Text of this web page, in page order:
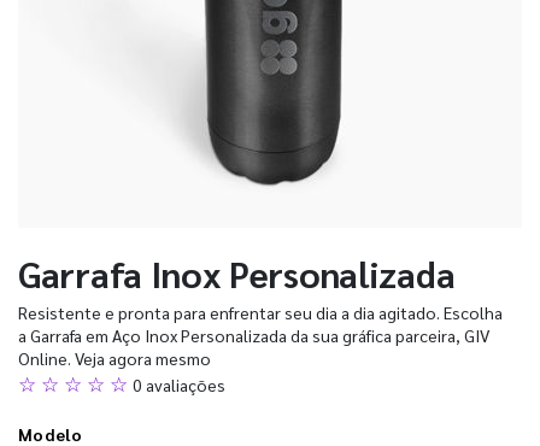
Garrafa Inox Personalizada
Resistente e pronta para enfrentar seu dia a dia agitado. Escolha
a Garrafa em Aço Inox Personalizada da sua gráfica parceira, GIV
Online. Veja agora mesmo
☆ ☆ ☆ ☆ ☆ 0 avaliações
Modelo